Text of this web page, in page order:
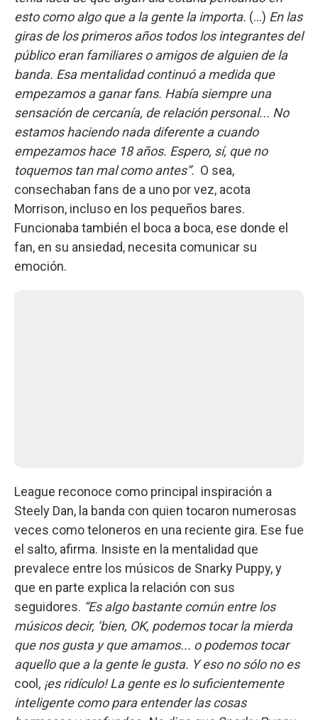
esto como algo que a la gente la importa. (...) En las
giras de los primeros años todos los integrantes del
público eran familiares o amigos de alguien de la
banda. Esa mentalidad continuó a medida que
empezamos a ganar fans. Había siempre una
sensación de cercanía, de relación personal... No
estamos haciendo nada diferente a cuando
empezamos hace 18 años. Espero, sí, que no
toquemos tan mal como antes”. O sea,
consechaban fans de a uno por vez, acota
Morrison, incluso en los pequeños bares.
Funcionaba también el boca a boca, ese donde el
fan, en su ansiedad, necesita comunicar su
emoción.
League reconoce como principal inspiración a
Steely Dan, la banda con quien tocaron numerosas
veces como teloneros en una reciente gira. Ese fue
el salto, afirma. Insiste en la mentalidad que
prevalece entre los músicos de Snarky Puppy, y
que en parte explica la relación con sus
seguidores. “Es algo bastante común entre los
músicos decir, ‘bien, OK, podemos tocar la mierda
que nos gusta y que amamos... o podemos tocar
aquello que a la gente le gusta. Y eso no sólo no es
cool , ¡es ridículo! La gente es lo suficientemente
inteligente como para entender las cosas